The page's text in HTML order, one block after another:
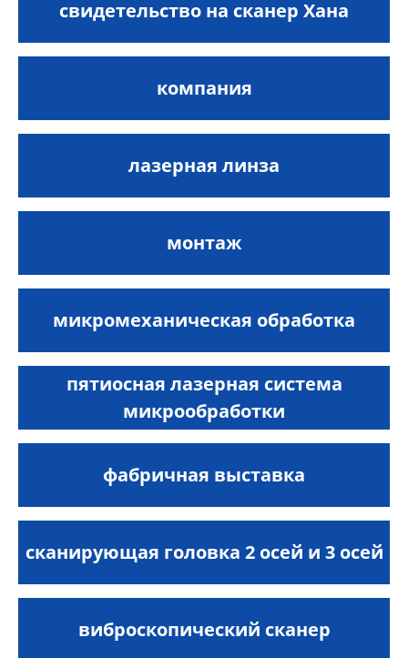
свидетельство на сканер Хана
компания
лазерная линза
монтаж
микромеханическая обработка
пятиосная лазерная система
микрообработки
фабричная выставка
сканирующая головка 2 осей и 3 осей
виброскопический сканер